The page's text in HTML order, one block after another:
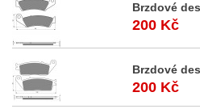
Brzdové
200 Kč
Brzdové
200 Kč